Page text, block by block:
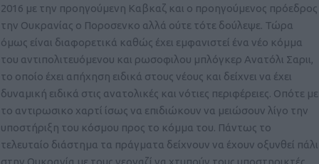
2016 με την προηγούμενη Καβκαζ και ο προηγούμενος πρόεδρος
την Ουκρανίας ο Ποροσενκο αλλά ούτε τότε δούλεψε. Τώρα
όμως είναι διαφορετικά καθώς έχει εμφανιστεί ένα νέο κόμμα
του αντιπολιτευόμενου και ρωσοφιλου μπλόγκερ Ανατόλι Σαριι,
το οποίο έχει απήχηση ειδικά στους νέους και δείχνει να έχει
δυναμική ειδικά στις ανατολικές και νότιες περιφέρειες. Οπότε με
το αντιρωσικο χαρτί ίσως να επιδιώκουν να μειώσουν λίγο την
υποστήριξη του κόσμου προς το κόμμα του. Πάντως το
τελευταίο διάστημα τα πράγματα δείχνουν να έχουν οξυνθεί πάλι
στην Ουκρανία με τους νεοναζί να χτυπούν τους υποστηρικτές